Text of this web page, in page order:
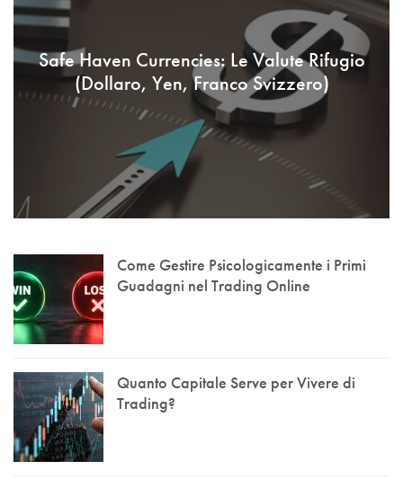
Safe Haven Currencies: Le Valute Rifugio
(Dollaro, Yen, Franco Svizzero)
Come Gestire Psicologicamente i Primi
Guadagni nel Trading Online
Quanto Capitale Serve per Vivere di
Trading?